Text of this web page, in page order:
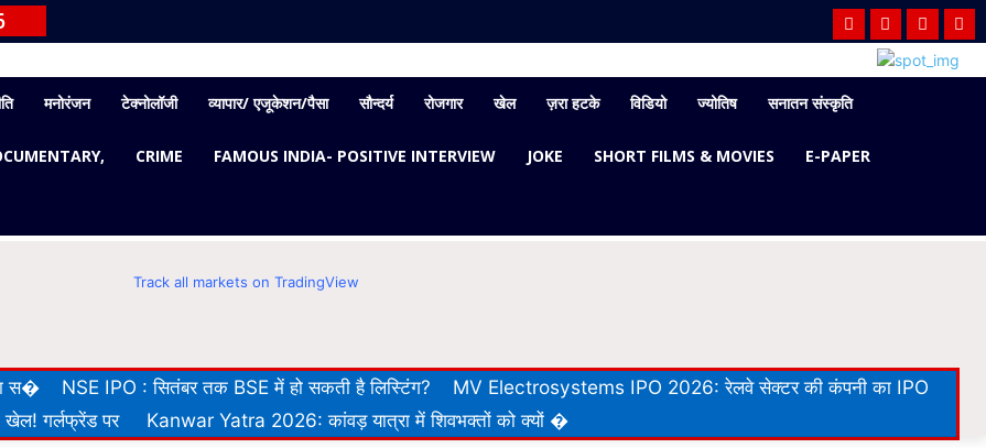
मनोरंजन टेक्नोलॉजी व्यापार/ एजूकेशन/पैसा सौन्दर्य रोजगार खेल ज़रा हटके विडियो ज्योतिष सनातन संस्कृति
CRIME FAMOUS INDIA- POSITIVE INTERVIEW JOKE SHORT FILMS & MOVIES E-PAPER
Track all markets on TradingView
स� NSE IPO : सितंबर तक BSE में हो सकती है लिस्टिंग?
MV Electrosystems IPO 2026: रेलवे सेक्टर की कंपनी का IPO
गर्लफ्रेंड पर Kanwar Yatra 2026: कांवड़ यात्रा में शिवभक्तों को क्यों �